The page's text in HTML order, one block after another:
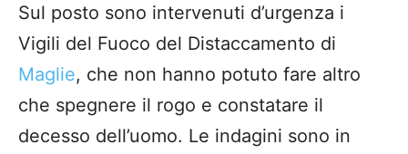
Sul posto sono intervenuti d’urgenza i
Vigili del Fuoco del Distaccamento di
Maglie, che non hanno potuto fare altro
che spegnere il rogo e constatare il
decesso dell’uomo. Le indagini sono in